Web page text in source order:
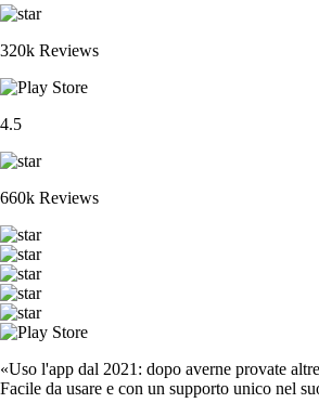
320k Reviews
4.5
660k Reviews
«Uso l'app dal 2021: dopo averne provate
Facile da usare e con un supporto unico nel